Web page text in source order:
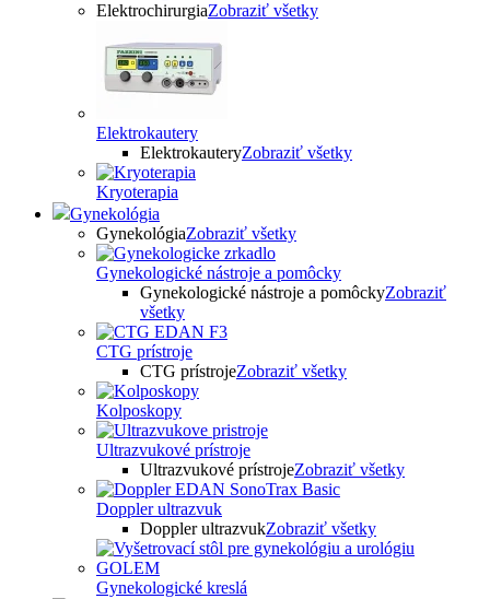
ElektrochirurgiaZobraziť všetky
Elektrokautery
ElektrokauteryZobraziť všetky
Kryoterapia
Gynekológia
GynekológiaZobraziť všetky
Gynekologické nástroje a pomôcky
Gynekologické nástroje a pomôckyZobraziť
všetky
CTG prístroje
CTG prístrojeZobraziť všetky
Kolposkopy
Ultrazvukové prístroje
Ultrazvukové prístrojeZobraziť všetky
Doppler ultrazvuk
Doppler ultrazvukZobraziť všetky
Gynekologické kreslá